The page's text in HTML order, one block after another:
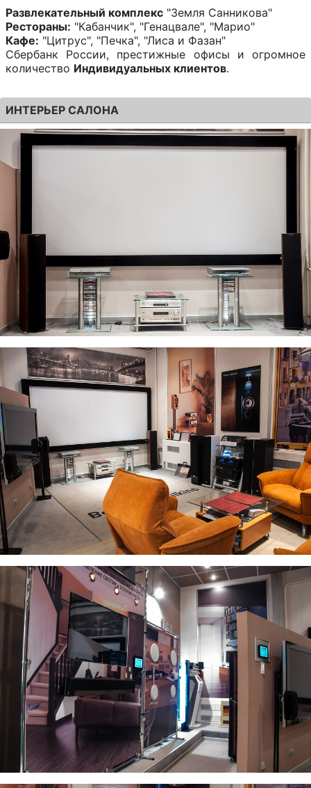
Развлекательный комплекс "Земля Санникова"
Рестораны: "Кабанчик", "Генацвале", "Марио"
Кафе: "Цитрус", "Печка", "Лиса и Фазан"
Сбербанк России, престижные офисы и огромное
количество Индивидуальных клиентов.
ИНТЕРЬЕР САЛОНА